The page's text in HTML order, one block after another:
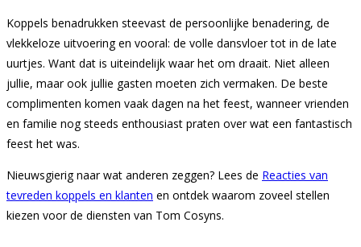
Koppels benadrukken steevast de persoonlijke benadering, de
vlekkeloze uitvoering en vooral: de volle dansvloer tot in de late
uurtjes. Want dat is uiteindelijk waar het om draait. Niet alleen
jullie, maar ook jullie gasten moeten zich vermaken. De beste
complimenten komen vaak dagen na het feest, wanneer vrienden
en familie nog steeds enthousiast praten over wat een fantastisch
feest het was.
Nieuwsgierig naar wat anderen zeggen? Lees de Reacties van
tevreden koppels en klanten en ontdek waarom zoveel stellen
kiezen voor de diensten van Tom Cosyns.